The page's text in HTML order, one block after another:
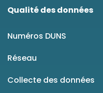
Qualité des données
Numéros DUNS
Réseau
Collecte des données